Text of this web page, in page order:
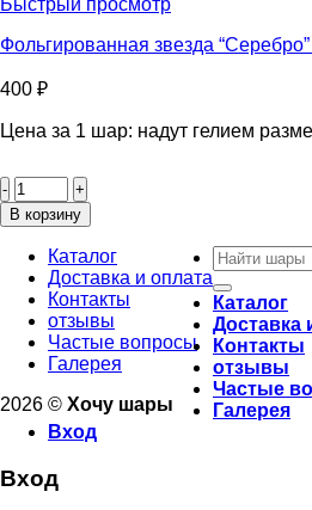
Фольгированная звезда
400 ₽
Цена за 1 шар: надут гелием
товара
Фольгированная
"Серебро"
46см
В корзину
Каталог
Доставка и оплата
Контакты
отзывы
Частые вопросы
Галерея
2026 © Хочу шары
Искать:
Каталог
Доставка
Контакты
отзывы
Частые
Галерея
Вход
Вход